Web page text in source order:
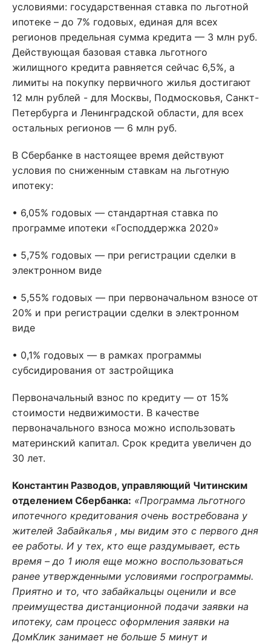
условиями: государственная ставка по льготной
ипотеке – до 7% годовых, единая для всех
регионов предельная сумма кредита — 3 млн руб.
Действующая базовая ставка льготного
жилищного кредита равняется сейчас 6,5%, а
лимиты на покупку первичного жилья достигают
12 млн рублей - для Москвы, Подмосковья, Санкт-
Петербурга и Ленинградской области, для всех
остальных регионов — 6 млн руб.
В Сбербанке в настоящее время действуют
условия по сниженным ставкам на льготную
ипотеку:
• 6,05% годовых — стандартная ставка по
программе ипотеки «Господдержка 2020»
• 5,75% годовых — при регистрации сделки в
электронном виде
• 5,55% годовых — при первоначальном взносе от
20% и при регистрации сделки в электронном
виде
• 0,1% годовых — в рамках программы
субсидирования от застройщика
Первоначальный взнос по кредиту — от 15%
стоимости недвижимости. В качестве
первоначального взноса можно использовать
материнский капитал. Срок кредита увеличен до
30 лет.
Константин Разводов, управляющий Читинским
отделением Сбербанка: «Программа льготного
ипотечного кредитования очень востребована у
жителей Забайкалья , мы видим это с первого дня
ее работы. И у тех, кто еще раздумывает, есть
время – до 1 июля еще можно воспользоваться
ранее утвержденными условиями госпрограммы.
Приятно и то, что забайкальцы оценили и все
преимущества дистанционной подачи заявки на
ипотеку, сам процесс оформления заявки на
ДомКлик занимает не больше 5 минут и